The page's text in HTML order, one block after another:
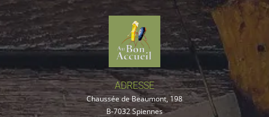
ADRESSE
Chaussée de Beaumont, 198
B-7032 Spiennes